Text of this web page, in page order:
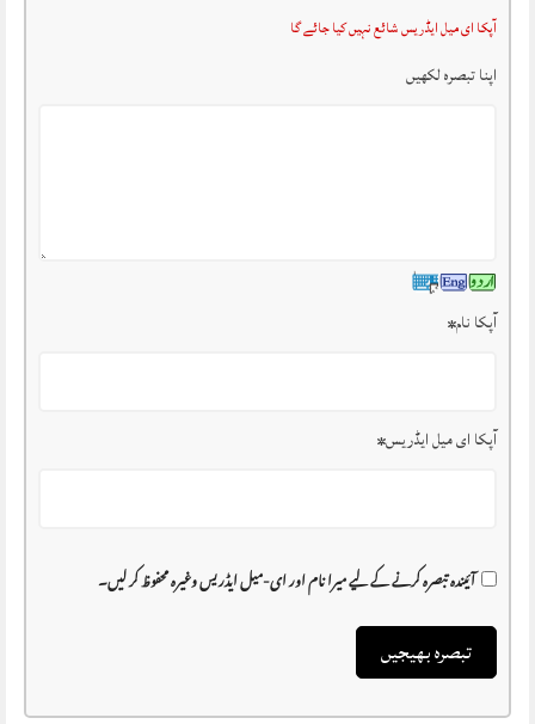
آپکا ای میل ایڈریس شائع نہیں کیا جائے گا
اپنا تبصرہ لکھیں
آپکا نام*
آپکا ای میل ایڈریس*
آئیندہ تبصرہ کرنے کے لیے میرا نام اور ای-میل ایڈریس وغیرہ محفوظ کر لیں۔